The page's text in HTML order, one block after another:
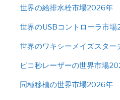
世界の給排水栓市場2026年
世界のUSBコントローラ市
世界のワキシーメイズスタ
ピコ秒レーザーの世界市場
同種移植の世界市場2026年